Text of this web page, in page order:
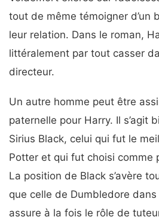
tout de même témoigner d’un
leur relation. Dans le roman,
littéralement par tout casser
directeur.
Un autre homme peut être
paternelle pour Harry. Il s’agit
Sirius Black, celui qui fut le
Potter et qui fut choisi comme
La position de Black s’avère
que celle de Dumbledore
assure à la fois le rôle de